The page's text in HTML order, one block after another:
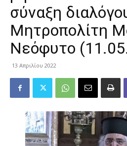
σύναξη
Μητροπολίτη
Νεόφυτo
13 Απριλίου 2022